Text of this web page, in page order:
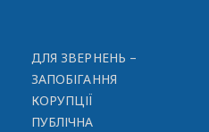
ДЛЯ ЗВЕРНЕНЬ –
ЗАПОБІГАННЯ
КОРУПЦІЇ
ПУБЛІЧНА